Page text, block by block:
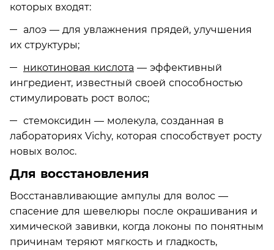
которых входят:
алоэ — для увлажнения прядей, улучшения
их структуры;
никотиновая кислота — эффективный
ингредиент, известный своей способностью
стимулировать рост волос;
стемоксидин — молекула, созданная в
лабораториях Vichy, которая способствует росту
новых волос.
Для восстановления
Восстанавливающие ампулы для волос —
спасение для шевелюры после окрашивания и
химической завивки, когда локоны по понятным
причинам теряют мягкость и гладкость,